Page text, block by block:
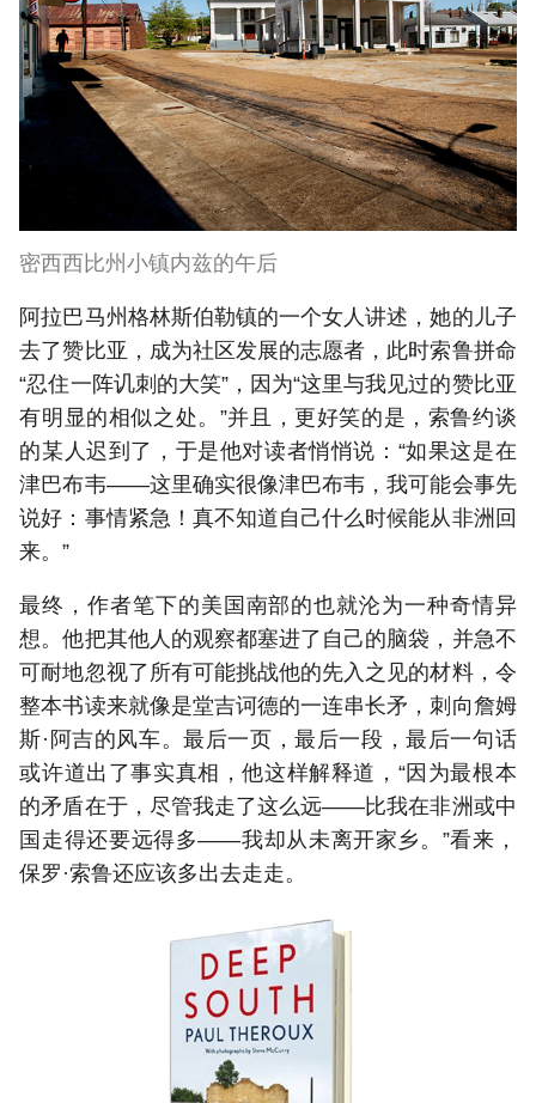
密西西比州小镇内兹的午后
阿拉巴马州格林斯伯勒镇的一个女人讲述，她的儿子
去了赞比亚，成为社区发展的志愿者，此时索鲁拼命
“忍住一阵讥刺的大笑”，因为“这里与我见过的赞比亚
有明显的相似之处。”并且，更好笑的是，索鲁约谈
的某人迟到了，于是他对读者悄悄说：“如果这是在
津巴布韦——这里确实很像津巴布韦，我可能会事先
说好：事情紧急！真不知道自己什么时候能从非洲回
来。”
最终，作者笔下的美国南部的也就沦为一种奇情异
想。他把其他人的观察都塞进了自己的脑袋，并急不
可耐地忽视了所有可能挑战他的先入之见的材料，令
整本书读来就像是堂吉诃德的一连串长矛，刺向詹姆
斯·阿吉的风车。最后一页，最后一段，最后一句话
或许道出了事实真相，他这样解释道，“因为最根本
的矛盾在于，尽管我走了这么远——比我在非洲或中
国走得还要远得多——我却从未离开家乡。”看来，
保罗·索鲁还应该多出去走走。